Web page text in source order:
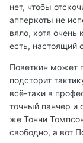
нет, чтобы
апперкоты не
вяло, хотя очень
есть, настоящий
Поветкин может
подсторит
всё-таки в
точный панчер и
же Тонни
свободно, а вот